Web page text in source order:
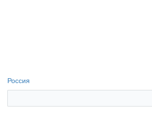
Россия